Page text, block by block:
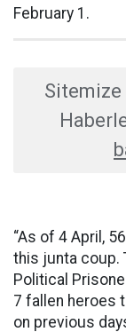
February 1.
“As of 4 April,
this junta coup.
Political
7 fallen heroes
on previous